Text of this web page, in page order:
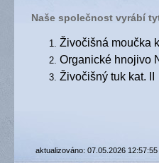
Naše společnost vyrábí
Živočišná moučka
Organické hnojivo
Živočišný tuk kat. II
aktualizováno: 07.05.2026 12:57:55